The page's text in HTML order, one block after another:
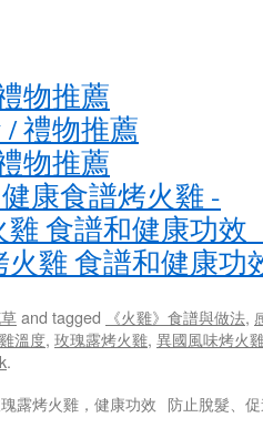
物推薦
禮物推薦
物推薦
康食譜烤火雞 -
食譜和健康功效
雞 食譜和健康功
and tagged 《火雞》食譜與做法,
溫度, 玫瑰露烤火雞, 異國風味烤火
.
露烤火雞，健康功效 防止脫髮、